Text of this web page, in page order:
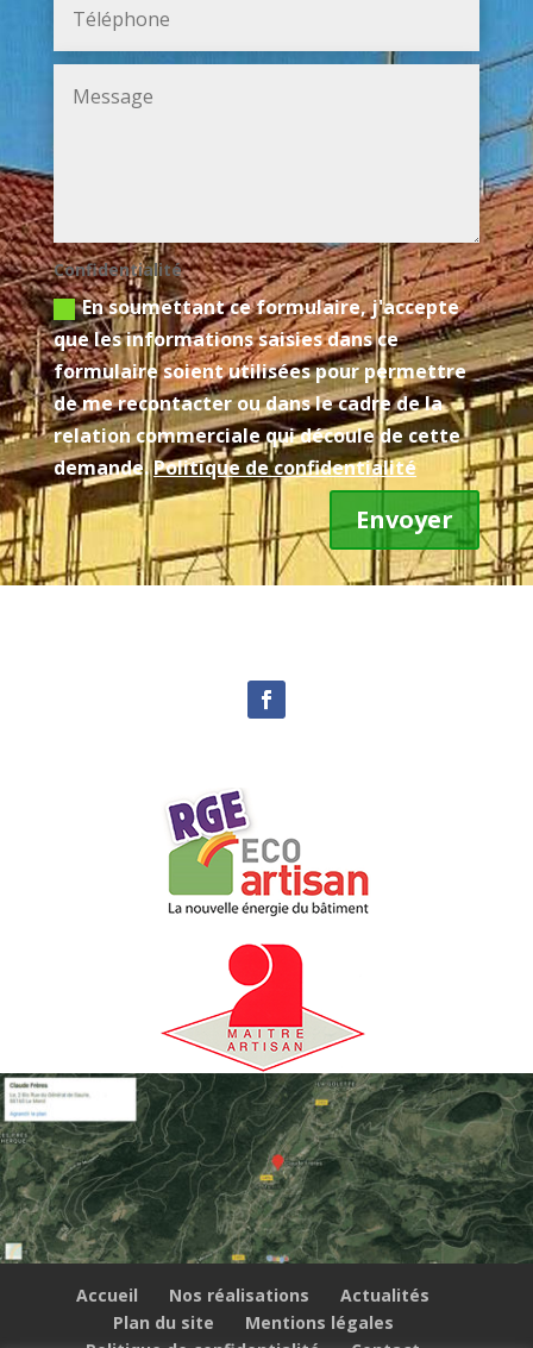
Confidentialité
En soumettant ce formulaire, j'accepte
que les informations saisies dans ce
formulaire soient utilisées pour permettre
de me recontacter ou dans le cadre de la
relation commerciale qui découle de cette
demande.Politique de confidentialité
Envoyer
Accueil Nos réalisations
Actualités
Plan du site
Mentions légales